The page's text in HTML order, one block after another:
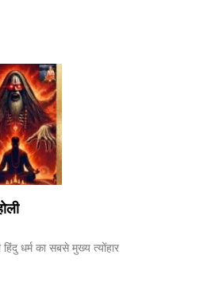
धर्म का सबसे मुख्य त्योंहार